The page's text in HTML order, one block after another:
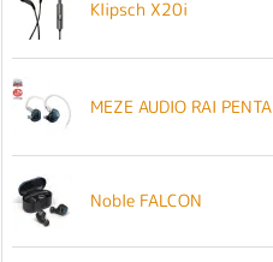
Klipsch X20i
MEZE AUDIO RAI PENTA
Noble FALCON